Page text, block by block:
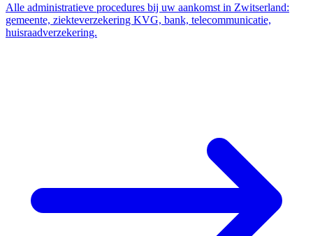
Alle administratieve procedures bij uw aankomst in Zwitserland:
gemeente, ziekteverzekering KVG, bank, telecommunicatie,
huisraadverzekering.